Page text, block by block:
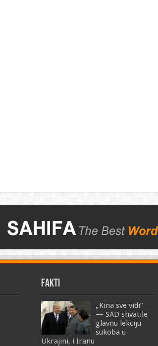
FAKTI
„Kina sve vidi“
— SAD shvatile
glavnu lekciju
sukoba u
Ukrajini, i Iranu